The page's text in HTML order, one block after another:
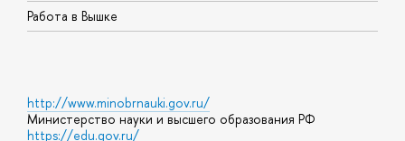
Работа в Вышке
http://www.minobrnauki.gov.ru/
Министерство науки и высшего образования РФ
https://edu.gov.ru/